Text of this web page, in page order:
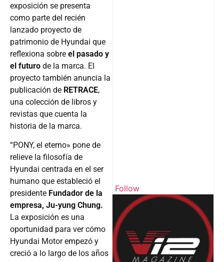
exposición se presenta
como parte del recién
lanzado proyecto de
patrimonio de Hyundai que
reflexiona sobre el pasado y
el futuro de la marca. El
proyecto también anuncia la
publicación de RETRACE,
una colección de libros y
revistas que cuenta la
historia de la marca.
“PONY, el eterno» pone de
relieve la filosofía de
Hyundai centrada en el ser
humano que estableció el
presidente Fundador de la
empresa, Ju-yung Chung.
La exposición es una
oportunidad para ver cómo
Hyundai Motor empezó y
creció a lo largo de los años
Follow